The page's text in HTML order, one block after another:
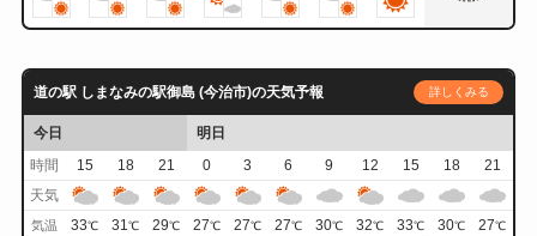
道の駅 しまなみの駅御島 (今治市)の天気予報 詳しくみる
今日
明日
時間
15 18 21 0 3 6 9 12 15 18
21
天気
気温 33℃ 31℃ 29℃ 27℃ 27℃ 27℃ 30℃ 32℃ 33℃ 30℃ 27℃